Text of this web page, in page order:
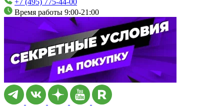
+7 (495) 775-44-00
Время работы 9:00-21:00